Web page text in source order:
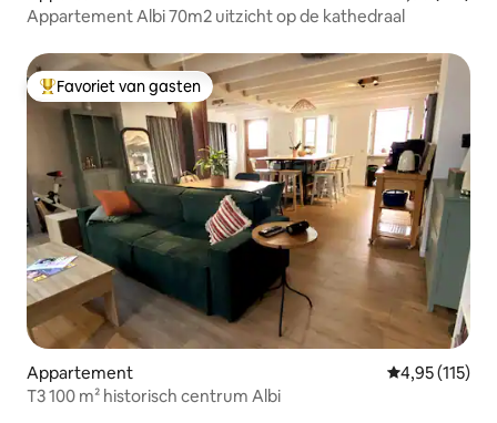
Appartement Albi 70m2 uitzicht op de kathedraal
Topfavoriet van gasten
Favoriet van gasten
Appartement Gemiddelde
4,95 (115)
T3 100 m² historisch centrum Albi